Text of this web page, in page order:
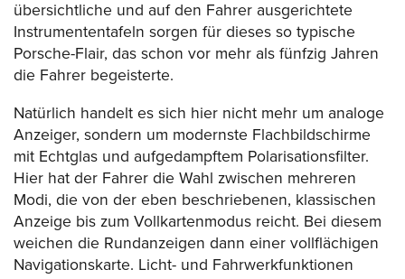
übersichtliche und auf den Fahrer ausgerichtete
Instrumententafeln sorgen für dieses so typische
Porsche-Flair, das schon vor mehr als fünfzig Jahren
die Fahrer begeisterte.
Natürlich handelt es sich hier nicht mehr um analoge
Anzeiger, sondern um modernste Flachbildschirme
mit Echtglas und aufgedampftem Polarisationsfilter.
Hier hat der Fahrer die Wahl zwischen mehreren
Modi, die von der eben beschriebenen, klassischen
Anzeige bis zum Vollkartenmodus reicht. Bei diesem
weichen die Rundanzeigen dann einer vollflächigen
Navigationskarte. Licht- und Fahrwerkfunktionen